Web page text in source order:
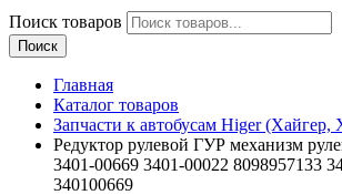
Поиск товаров
Поиск
Главная
Каталог товаров
Запчасти к автобусам Higer (Хайгер,
Редуктор рулевой ГУР механизм
3401-00669 3401-00022 8098957133
340100669